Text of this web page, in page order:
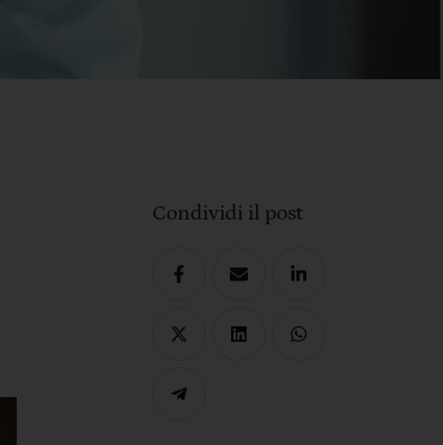
Condividi il post